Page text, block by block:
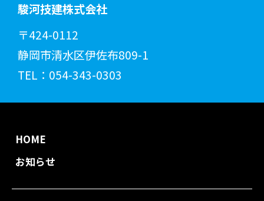
駿河技建株式会社
〒424-0112
静岡市清水区伊佐布809-1
TEL： 054-343-0303
HOME
お知らせ